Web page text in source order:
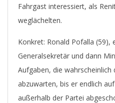
Fahrgast interessiert, als
weglächelten.
Konkret: Ronald Pofalla (59),
Generalsekretär und dann
Aufgaben, die wahrscheinlich
abzuwarten, bis er endlich
außerhalb der Partei